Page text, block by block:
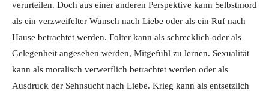
verurteilen. Doch aus einer anderen Perspektive kann Selbstmord
als ein verzweifelter Wunsch nach Liebe oder als ein Ruf nach
Hause betrachtet werden. Folter kann als schrecklich oder als
Gelegenheit angesehen werden, Mitgefühl zu lernen. Sexualität
kann als moralisch verwerflich betrachtet werden oder als
Ausdruck der Sehnsucht nach Liebe. Krieg kann als entsetzlich